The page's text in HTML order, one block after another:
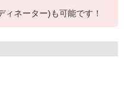
ネーター)も可能です！